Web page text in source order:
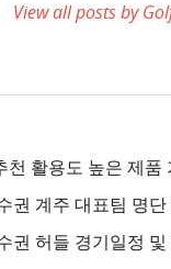
View all posts by
천 활용도 높은 제품
권 계주 대표팀 명단
권 허들 경기일정